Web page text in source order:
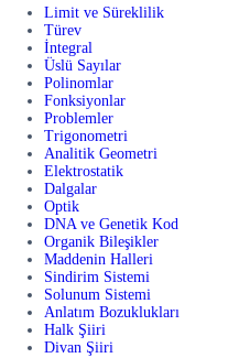
Limit ve Süreklilik
Türev
İntegral
Üslü Sayılar
Polinomlar
Fonksiyonlar
Problemler
Trigonometri
Analitik Geometri
Elektrostatik
Dalgalar
Optik
DNA ve Genetik Kod
Organik Bileşikler
Maddenin Halleri
Sindirim Sistemi
Solunum Sistemi
Anlatım Bozuklukları
Halk Şiiri
Divan Şiiri